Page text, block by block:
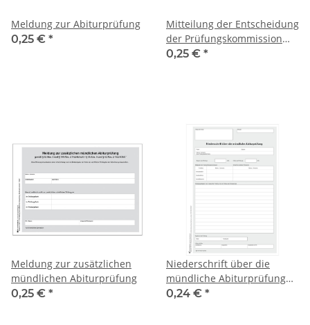
Meldung zur Abiturprüfung
0,25 € *
Mitteilung der Entscheidung
der Prüfungskommission
über die Zulassung zur
0,25 € *
Meldung zur zusätzlichen
mündlichen Abiturprüfung
0,25 € *
Niederschrift über die
mündliche Abiturprüfung
DIN A4
0,24 € *